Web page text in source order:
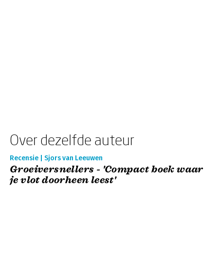
Over dezelfde auteur
Recensie | Sjors van Leeuwen
Groeiversnellers - 'Compact boek waar
je vlot doorheen leest'